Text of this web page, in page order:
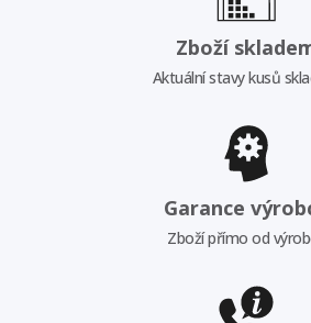
Zboží
Aktuální stavy kusů
Garance
Zboží přímo od